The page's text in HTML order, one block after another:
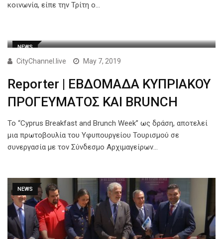
κοινωνία, είπε την Τρίτη ο…
NEWS
CityChannel.live May 7, 2019
Reporter | ΕΒΔΟΜΑΔΑ ΚΥΠΡΙΑΚΟΥ
ΠΡΟΓΕΥΜΑΤΟΣ ΚΑΙ BRUNCH
Το “Cyprus Breakfast and Brunch Week” ως δράση, αποτελεί
μια πρωτοβουλία του Υφυπουργείου Τουρισμού σε
συνεργασία με τον Σύνδεσμο Αρχιμαγείρων…
NEWS